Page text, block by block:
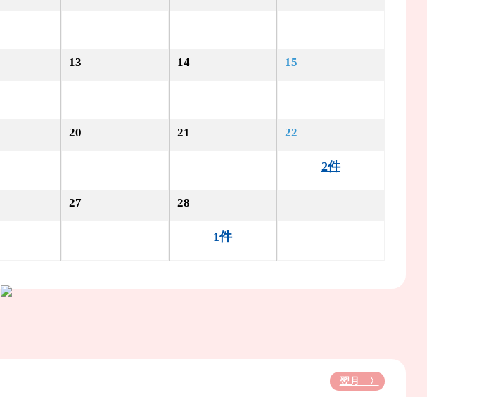
13 14 15
20 21 22
2件
27 28
1件
翌月 〉